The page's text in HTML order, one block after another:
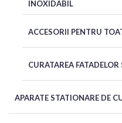
INOXIDABIL
ACCESORII PENTRU
CURATAREA
APARATE STATIONARE DE